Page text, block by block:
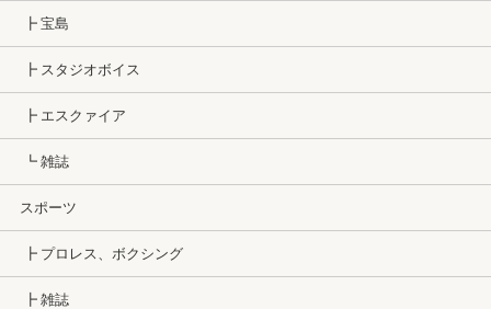
┣ 宝島
┣ スタジオボイス
┣ エスクァイア
┗ 雑誌
スポーツ
┣ プロレス、ボクシング
┣ 雑誌